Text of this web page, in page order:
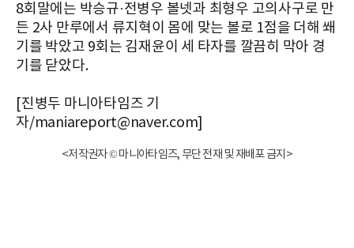
8회말에는 박승규·전병우 볼넷과 최형우 고의사구로 만
든 2사 만루에서 류지혁이 몸에 맞는 볼로 1점을 더해 쐐
기를 박았고 9회는 김재윤이 세 타자를 깔끔히 막아 경
기를 닫았다.
[진병두 마니아타임즈 기
자/maniareport@naver.com]
<저작권자 © 마니아타임즈, 무단 전재 및 재배포 금지>